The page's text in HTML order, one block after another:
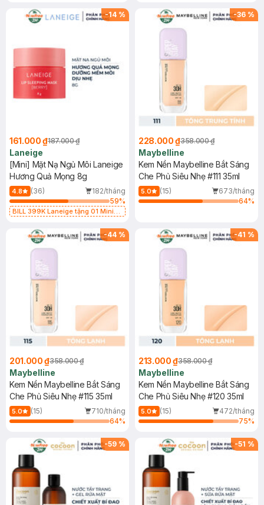
Nước 15ml (SL có hạn)
SPF 50+ 20ml (SL Có Hạn)
-14 %
161.000 ₫187.000 ₫
Laneige
[Mini] Mặt Nạ Ngủ Môi Laneige
Hương Quả Mọng 8g
4.8 (36)
182/tháng
59%
BILL 399K Laneige tặng 01 Mini
Nước 15ml (SL có hạn)
-36 %
228.000 ₫358.000 ₫
Maybelline
Kem Nền Maybelline Bắt Sáng
Che Phủ Siêu Nhẹ #111 35ml
5.0 (15)
673/tháng
64%
-44 %
201.000 ₫358.000 ₫
Maybelline
Kem Nền Maybelline Bắt Sáng
Che Phủ Siêu Nhẹ #115 35ml
5.0 (15)
710/tháng
64%
-41 %
213.000 ₫358.000 ₫
Maybelline
Kem Nền Maybelline Bắt Sáng
Che Phủ Siêu Nhẹ #120 35ml
5.0 (15)
472/tháng
75%
-59 % -51 %